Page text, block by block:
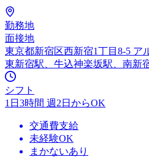
勤務地
面接地
東京都新宿区西新宿1丁目8-5 ア
東新宿駅、牛込神楽坂駅、南新
シフト
1日3時間 週2日からOK
交通費支給
未経験OK
まかないあり